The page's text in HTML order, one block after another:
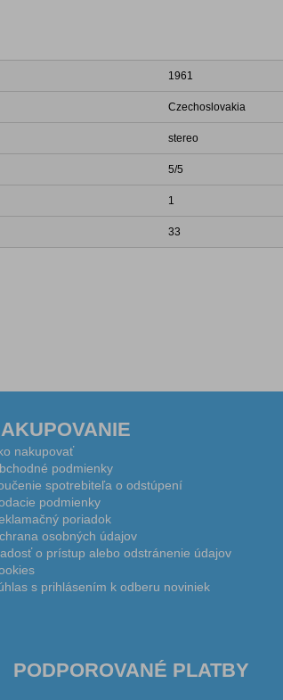
1961
Czechoslovakia
stereo
5/5
1
33
nakupovať
podmienky
spotrebiteľa o odstúpení
podmienky
poriadok
osobných údajov
o prístup alebo odstránenie údajov
s prihlásením k odberu noviniek
PODPOROVANÉ PLATBY